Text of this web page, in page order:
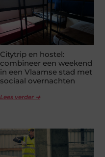
Citytrip en hostel:
combineer een weekend
in een Vlaamse stad met
sociaal overnachten
Lees verder ➜